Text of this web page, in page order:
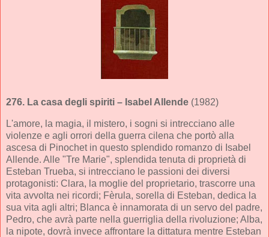
276. La casa degli spiriti – Isabel Allende (1982)
L'amore, la magia, il mistero, i sogni si intrecciano alle
violenze e agli orrori della guerra cilena che portò alla
ascesa di Pinochet in questo splendido romanzo di Isabel
Allende. Alle "Tre Marie", splendida tenuta di proprietà di
Esteban Trueba, si intrecciano le passioni dei diversi
protagonisti: Clara, la moglie del proprietario, trascorre una
vita avvolta nei ricordi; Fèrula, sorella di Esteban, dedica la
sua vita agli altri; Blanca è innamorata di un servo del padre,
Pedro, che avrà parte nella guerriglia della rivoluzione; Alba,
la nipote, dovrà invece affrontare la dittatura mentre Esteban